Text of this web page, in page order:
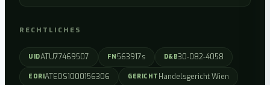
RECHTLICHES
UIDATU77469507 FN 563917s D&B30-082-4058
EORI ATEOS1000156306 GERICHT Handelsgericht Wien